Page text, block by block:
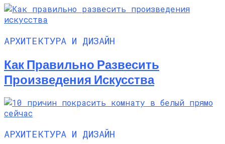
АРХИТЕКТУРА И ДИЗАЙН
Как Правильно Развесить
Произведения Искусства
АРХИТЕКТУРА И ДИЗАЙН